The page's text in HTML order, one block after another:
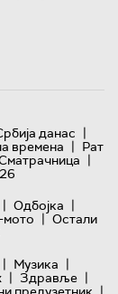
данас |
времена | Рат
|
| Одбојка |
мото | Остали
| Музика |
| Здравље |